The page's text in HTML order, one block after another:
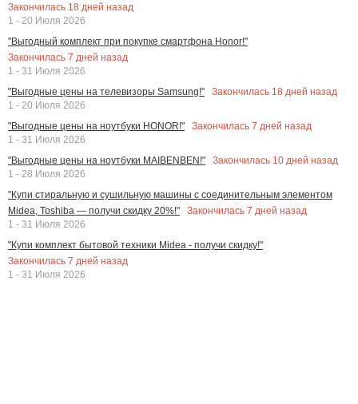
Закончилась 18 дней назад
1 - 20 Июля 2026
"Выгодный комплект при покупке смартфона Honor!"
Закончилась 7 дней назад
1 - 31 Июля 2026
"Выгодные цены на телевизоры Samsung!"
Закончилась 18 дней назад
1 - 20 Июля 2026
"Выгодные цены на ноутбуки HONOR!"
Закончилась 7 дней назад
1 - 31 Июля 2026
"Выгодные цены на ноутбуки MAIBENBEN!"
Закончилась 10 дней назад
1 - 28 Июля 2026
"Купи стиральную и сушильную машины с соединительным элементом
Midea, Toshiba — получи скидку 20%!"
Закончилась 7 дней назад
1 - 31 Июля 2026
"Купи комплект бытовой техники Midea - получи скидку!"
Закончилась 7 дней назад
1 - 31 Июля 2026